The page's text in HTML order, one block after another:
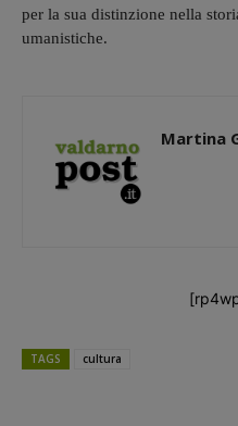
per la sua distinzione nella
umanistiche.
Martina
TAGS cultura